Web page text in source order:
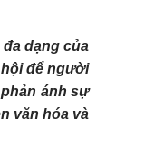
dạng của
để người
ánh sự
văn hóa và